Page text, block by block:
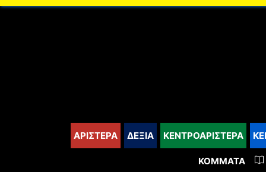
content
ΑΡΙΣΤΕΡΑ ΔΕΞΙΑ ΚΕΝΤΡΟΑΡΙΣΤΕΡΑ
ΚΌΜΜΑΤΑ